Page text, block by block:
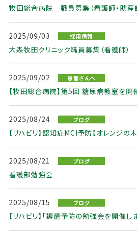
牧田総合病院 職員募集（看護師・助産
2025/09/03 採用情報
大森牧田クリニック職員募集（看護師）
2025/09/02 患者さんへ
【牧田総合病院】第5回 糖尿病教室を開
2025/08/24 ブログ
【リハビリ】認知症MCI予防【オレンジの
2025/08/21 ブログ
看護部勉強会
2025/08/15 ブログ
【リハビリ】「褥瘡予防の勉強会を開催し